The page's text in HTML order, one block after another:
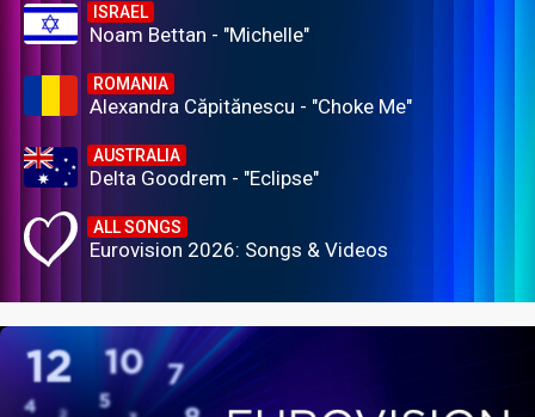
ISRAEL
Noam Bettan - "Michelle"
ROMANIA
Alexandra Căpitănescu - "Choke Me"
AUSTRALIA
Delta Goodrem - "Eclipse"
ALL SONGS
Eurovision 2026: Songs & Videos